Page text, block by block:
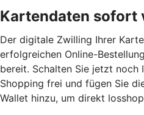
Kartendaten sofort
Der digitale Zwilling Ihrer
erfolgreichen Online-
bereit. Schalten Sie jetzt noch
Shopping frei und fügen Sie
Wallet hinzu, um direkt